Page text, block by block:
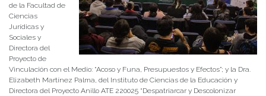
de la Facultad de
Ciencias
Jurídicas y
Sociales y
Directora del
Proyecto de
Vinculación con el Medio: “Acoso y Funa, Presupuestos y Efectos”; y la Dra.
Elizabeth Martínez Palma, del Instituto de Ciencias de la Educación y
Directora del Proyecto Anillo ATE 220025 “Despatriarcar y Descolonizar